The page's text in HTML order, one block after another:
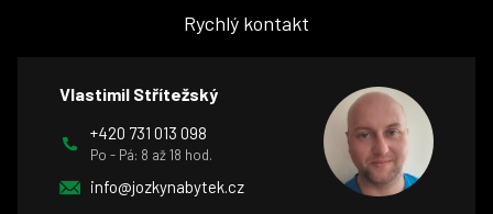
Rychlý kontakt
Vlastimil Střítežský
+420 731 013 098
Po - Pá: 8 až 18 hod.
info@jozkynabytek.cz